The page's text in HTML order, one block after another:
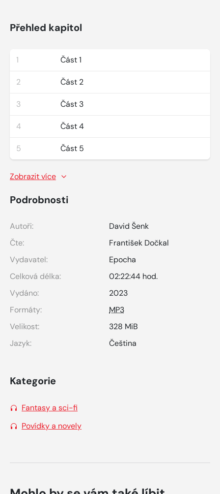
Přehled kapitol
1 Část 1
2 Část 2
3 Část 3
4 Část 4
5 Část 5
Zobrazit více
Podrobnosti
Autoři:
David Šenk
Čte:
František Dočkal
Vydavatel:
Epocha
Celková délka:
02:22:44 hod.
Vydáno:
2023
Formáty:
MP3
Velikost:
328 MiB
Jazyk:
Čeština
Kategorie
Fantasy a sci-fi
Povídky a novely